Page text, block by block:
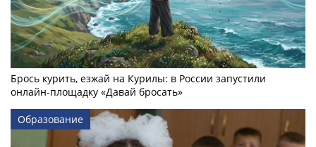
Брось курить, езжай на Курилы: в России запустили
онлайн-­площадку «Давай бросать»
Образование